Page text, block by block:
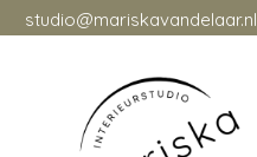
studio@mariskavandelaar.nl
studio@mariskavandelaar.nl